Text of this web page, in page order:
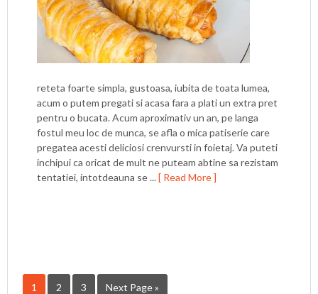
reteta foarte simpla, gustoasa, iubita de toata lumea,
acum o putem pregati si acasa fara a plati un extra pret
pentru o bucata. Acum aproximativ un an, pe langa
fostul meu loc de munca, se afla o mica patiserie care
pregatea acesti deliciosi crenvursti in foietaj. Va puteti
inchipui ca oricat de mult ne puteam abtine sa rezistam
tentatiei, intotdeauna se ...[ Read More ]
1 2 3 Next Page »